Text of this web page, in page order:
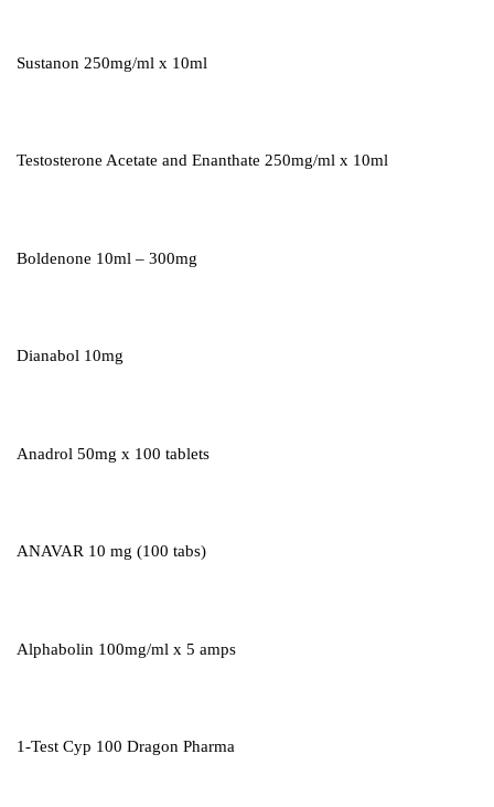
Sustanon 250mg/ml x 10ml
Testosterone Acetate and Enanthate 250mg/ml x 10ml
Boldenone 10ml – 300mg
Dianabol 10mg
Anadrol 50mg x 100 tablets
ANAVAR 10 mg (100 tabs)
Alphabolin 100mg/ml x 5 amps
1-Test Cyp 100 Dragon Pharma